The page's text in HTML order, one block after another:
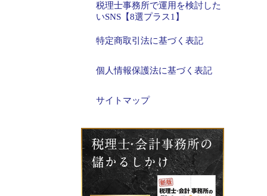
税理士事務所で運用を検討した
いSNS【8選プラス1】
特定商取引法に基づく表記
個人情報保護法に基づく表記
サイトマップ